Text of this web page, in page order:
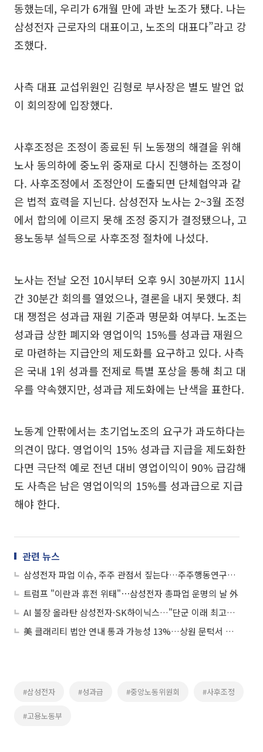
동했는데, 우리가 6개월 만에 과반 노조가 됐다. 나는
삼성전자 근로자의 대표이고, 노조의 대표다”라고 강
조했다.
사측 대표 교섭위원인 김형로 부사장은 별도 발언 없
이 회의장에 입장했다.
사후조정은 조정이 종료된 뒤 노동쟁의 해결을 위해
노사 동의하에 중노위 중재로 다시 진행하는 조정이
다. 사후조정에서 조정안이 도출되면 단체협약과 같
은 법적 효력을 지닌다. 삼성전자 노사는 2~3월 조정
에서 합의에 이르지 못해 조정 중지가 결정됐으나, 고
용노동부 설득으로 사후조정 절차에 나섰다.
노사는 전날 오전 10시부터 오후 9시 30분까지 11시
간 30분간 회의를 열었으나, 결론을 내지 못했다. 최
대 쟁점은 성과급 재원 기준과 명문화 여부다. 노조는
성과급 상한 폐지와 영업이익 15%를 성과급 재원으
로 마련하는 지급안의 제도화를 요구하고 있다. 사측
은 국내 1위 성과를 전제로 특별 포상을 통해 최고 대
우를 약속했지만, 성과급 제도화에는 난색을 표한다.
노동계 안팎에서는 초기업노조의 요구가 과도하다는
의견이 많다. 영업이익 15% 성과급 지급을 제도화한
다면 극단적 예로 전년 대비 영업이익이 90% 급감해
도 사측은 남은 영업이익의 15%를 성과급으로 지급
해야 한다.
관련 뉴스
삼성전자 파업 이슈, 주주 관점서 짚는다…주주행동연구원, 전문가 좌담회 개최
트럼프 "이란과 휴전 위태"⋯삼성전자 총파업 운명의 날 外
AI 불장 올라탄 삼성전자·SK하이닉스…"단군 이래 최고의 기회"
美 클래리티 법안 연내 통과 가능성 13%…상원 문턱서 제동
#삼성전자 #성과급 #중앙노동위원회 #사후조정
#고용노동부